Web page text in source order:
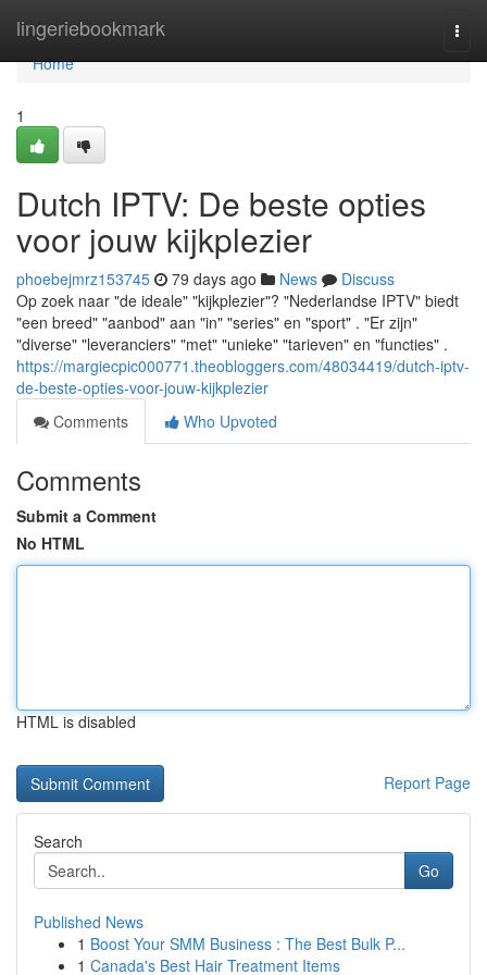
lingeriebookmark
Home
Home
1
Dutch IPTV: De beste opties
voor jouw kijkplezier
phoebejmrz153745 79 days ago News
Discuss
Op zoek naar "de ideale" "kijkplezier"? "Nederlandse IPTV" biedt
"een breed" "aanbod" aan "in" "series" en "sport" . "Er zijn"
"diverse" "leveranciers" "met" "unieke" "tarieven" en "functies" .
https://margiecpic000771.theobloggers.com/48034419/dutch-iptv-
de-beste-opties-voor-jouw-kijkplezier
Comments
Who Upvoted
Comments
Submit a Comment
No HTML
HTML is disabled
Report Page
Search
Go
Published News
1 Boost Your SMM Business : The Best Bulk P...
1 Canada's Best Hair Treatment Items